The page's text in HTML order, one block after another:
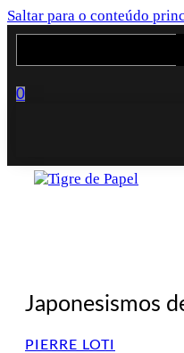
Saltar para o conteúdo
Search
0
Japonesismos
PIERRE LOTI